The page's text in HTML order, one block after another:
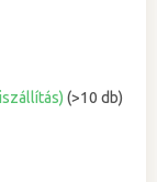
(>10 db)